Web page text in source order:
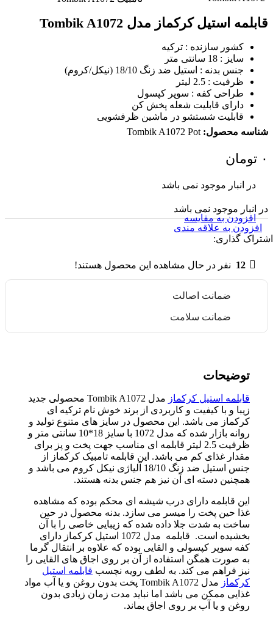
قابلمه استیل کرکماز مدل Tombik A1072
کشور سازنده : ترکیه
سایز : 18 سانتی متر
جنس بدنه : استیل ضد زنگ 18/10 (نیکل/کروم)
ظرفیت : 2.5 لیتر
طراحی کفه : سوپر کپسول
دارای قابلیت شعله پخش کن
قابلیت شستشو در ماشین ظرفشویی
شناسه محصول:Tombik A1072 Pot
۰ تومان
در انبار موجود نمی باشد
در انبار موجود نمی باشد
افزودن به مقایسه
افزودن به علاقه مندی
اشتراک گذاری:
12 نفر در حال مشاهده این محصول هستند!
ضمانت اصالت
ضمانت سلامت
توضیحات
قابلمه استیل کرکماز
مدل Tombik A1072 محصولی جدید
زیبا و با کیفیت و کاربردی از برند خوش نام ترکیه ای
کرکماز می باشد. این محصول در سایز های متنوع تولید و
روانه بازار شده که مدل 1072 با سایز 18*10 سانتی متر و
ظرفیت 2.5 لیتر قابلمه ای مناسب جهت پخت و پز برای
مقدار غذای کم می باشد. این قابلمه تامبیک کرکماز از
جنس استیل ضد زنگ 18/10 آلیاژی نیکل کروم می باشد و
همچنین دسته ای آن نیز هم جنس بدنه هستند.
این قابلمه دارای درب شیشه ای محکم بوده که مشاهده
غذا حین پخت را میسر می سازد. بدنه محصول در حین
ساخت به شدت جلا داده شده که زیبایی خاصی را با آن
بخشیده است. قابلمه مدل 1072 استیل کرکماز دارای
کفه سوپر کپسولی و القایی بوده که علاوه بر انتقال گرما
به صورت همگن استفاده از آن بر روی اجاق های القایی را
نیز فراهم می کند. به لطف رویه نچسب قابلمه استیل
کرکماز
مدل Tombik A1072 پخت بدون روغن و یا آب مواد
غذایی ممکن می باشد اما نباید مدت زمان زیادی بدون
روغن و یا آب بر روی اجاق بماند.